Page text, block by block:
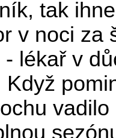
tak
v noci za
lékař v
Když